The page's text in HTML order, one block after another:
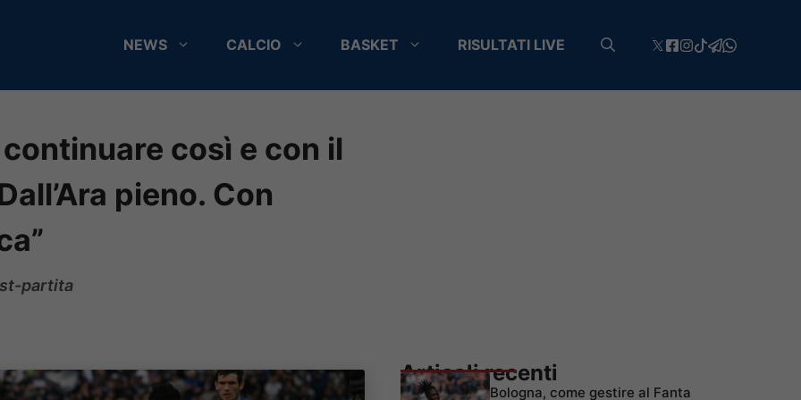
NEWS CALCIO BASKET RISULTATI LIVE
così e con il
pieno. Con
partita
Articoli recenti
Bologna, come gestire al Fanta